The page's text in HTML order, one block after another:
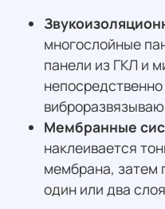
многослойные
панели из ГКЛ и
Мембранные
наклеивается
мембрана, затем
один или два